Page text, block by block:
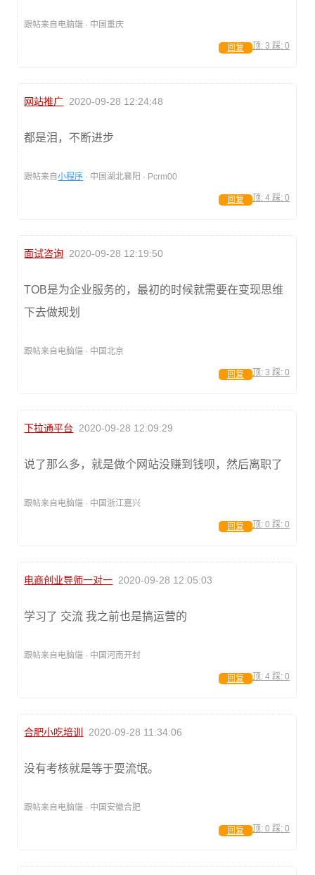
跟帖来自电脑端 · 中国重庆
顶: 3 踩: 0
回复
网站推广 2020-09-28 12:24:48
都是泪，不断进步
跟帖来自小程序 · 中国湖北襄阳 · Pcrm00
顶: 4 踩: 0
回复
面试咨询 2020-09-28 12:19:50
TOB是为企业服务的，最初的时候就需要在变现思维
下去做规划
跟帖来自电脑端 · 中国北京
顶: 3 踩: 0
回复
下拉通平台 2020-09-28 12:09:29
说了那么多，就是做个网站没赚到钱呗，然后离职了
跟帖来自电脑端 · 中国浙江嘉兴
顶: 0 踩: 0
回复
电商创业导师一对一 2020-09-28 12:05:03
学习了 交流 我之前也是搞运营的
跟帖来自电脑端 · 中国河南开封
顶: 4 踩: 0
回复
合肥小吃培训 2020-09-28 11:34:06
没有考核就是等于耍流氓。
跟帖来自电脑端 · 中国安徽合肥
顶: 0 踩: 0
回复